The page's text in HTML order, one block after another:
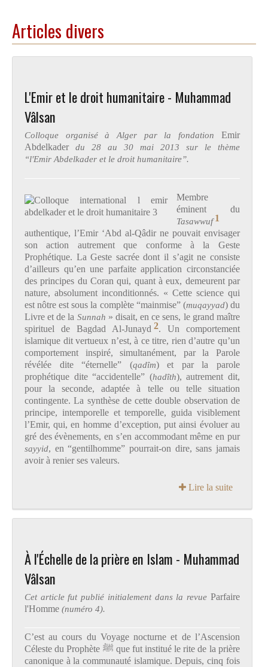
Articles divers
L'Emir et le droit humanitaire - Muhammad
Vâlsan
Colloque organisé à Alger par la fondation Emir
Abdelkaderdu 28 au 30 mai 2013 sur le thème
“l'Emir Abdelkader et le droit humanitaire”.
Membre
éminent du
Tasawwuf 1
authentique, l’Emir ‘Abd al-Qâdir ne pouvait envisager
son action autrement que conforme à la Geste
Prophétique. La Geste sacrée dont il s’agit ne consiste
d’ailleurs qu’en une parfaite application circonstanciée
des principes du Coran qui, quant à eux, demeurent par
nature, absolument inconditionnés. « Cette science qui
est nôtre est sous la complète “mainmise” (muqayyad) du
Livre et de la Sunnah » disait, en ce sens, le grand maître
spirituel de Bagdad Al-Junayd 2. Un comportement
islamique dit vertueux n’est, à ce titre, rien d’autre qu’un
comportement inspiré, simultanément, par la Parole
révélée dite “éternelle” (qadîm) et par la parole
prophétique dite “accidentelle” (hadîth), autrement dit,
pour la seconde, adaptée à telle ou telle situation
contingente. La synthèse de cette double observation de
principe, intemporelle et temporelle, guida visiblement
l’Emir, qui, en homme d’exception, put ainsi évoluer au
gré des évènements, en s’en accommodant même en pur
sayyid, en “gentilhomme” pourrait-on dire, sans jamais
avoir à renier ses valeurs.
Lire la suite
À l'Échelle de la prière en Islam - Muhammad
Vâlsan
Cet article fut publié initialement dans la revue Parfaire
l'Homme (numéro 4).
C’est au cours du Voyage nocturne et de l’Ascension
Céleste du Prophète ﷺ que fut institué le rite de la prière
canonique à la communauté islamique. Depuis, cinq fois